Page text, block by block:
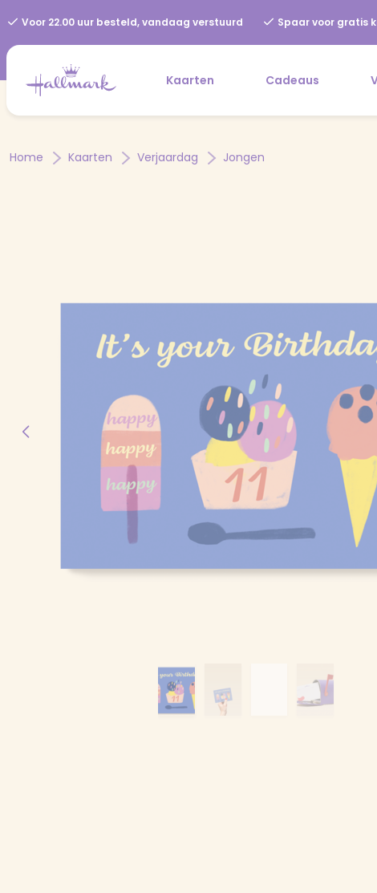
Voor 22.00 uur besteld, vandaag verstuurd Spaar voor gratis
Kaarten Cadeaus
Home Kaarten Verjaardag Jongen